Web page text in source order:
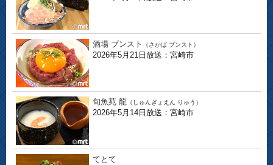
酒場 ブンスト （さかば ブンスト）
2026年5月21日放送：宮崎市
旬魚苑 龍 （しゅんぎょえん りゅう）
2026年5月14日放送：宮崎市
てとて